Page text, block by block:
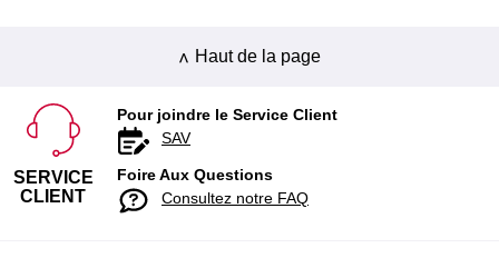
Haut de la page
SERVICE
CLIENT
Pour joindre le Service Client
SAV
Foire Aux Questions
Consultez notre FAQ